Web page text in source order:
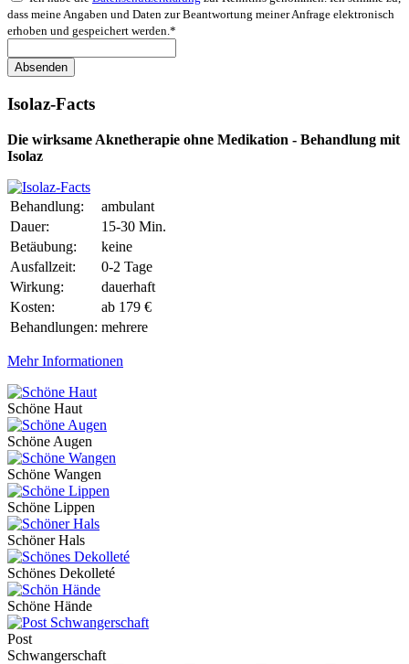
dass meine Angaben und Daten zur Beantwortung meiner Anfrage elektronisch
erhoben und gespeichert werden.*
Absenden
Isolaz-Facts
Die wirksame Aknetherapie ohne Medikation - Behandlung mit
Isolaz
Behandlung:
ambulant
Dauer:
15-30 Min.
Betäubung:
keine
Ausfallzeit:
0-2 Tage
Wirkung:
dauerhaft
Kosten:
ab 179 €
Behandlungen: mehrere
Mehr Informationen
Schöne Haut
Schöne Augen
Schöne Wangen
Schöne Lippen
Schöner Hals
Schönes Dekolleté
Schöne Hände
Post
Schwan­ger­schaft